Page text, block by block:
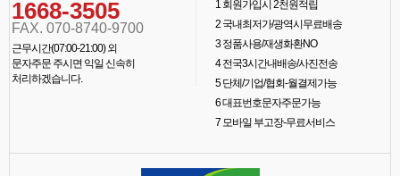
1668-3505
FAX. 070-8740-9700
근무시간(07:00-21:00) 외
문자주문 주시면 익일 신속히
처리하겠습니다.
1회원가입시 2천원적립
2국내최저가/광역시무료배송
3정품사용/재생화환NO
4전국3시간내배송/사진전송
5단체/기업/협회-월결제가능
6대표번호문자주문가능
7모바일 부고장-무료서비스